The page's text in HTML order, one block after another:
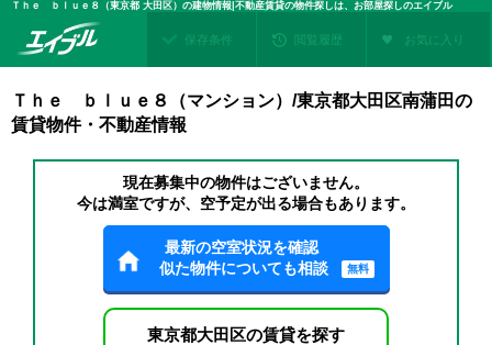
Ｔｈｅ ｂｌｕｅ８（東京都 大田区）の建物情報|不動産賃貸の物件探しは、お部屋探しのエイブル
保存条件 閲覧履歴 お気に入り
Ｔｈｅ ｂｌｕｅ８（マンション）/東京都大田区南蒲田の
賃貸物件・不動産情報
現在募集中の物件はございません。
今は満室ですが、空予定が出る場合もあります。
最新の空室状況を確認
似た物件についても相談
無料
東京都大田区の賃貸を探す